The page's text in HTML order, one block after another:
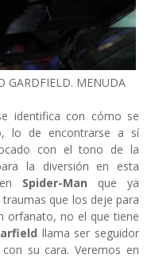
GARDFIELD. MENUDA
identifica con cómo se
lo de encontrarse a sí
con el tono de la
la diversión en esta
Spider-Man que ya
que los deje para
orfanato, no el que tiene
llama ser seguidor
su cara. Veremos en